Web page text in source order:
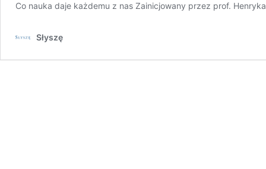
Co nauka daje każdemu z nas Zainicjowany przez prof.
Słyszę